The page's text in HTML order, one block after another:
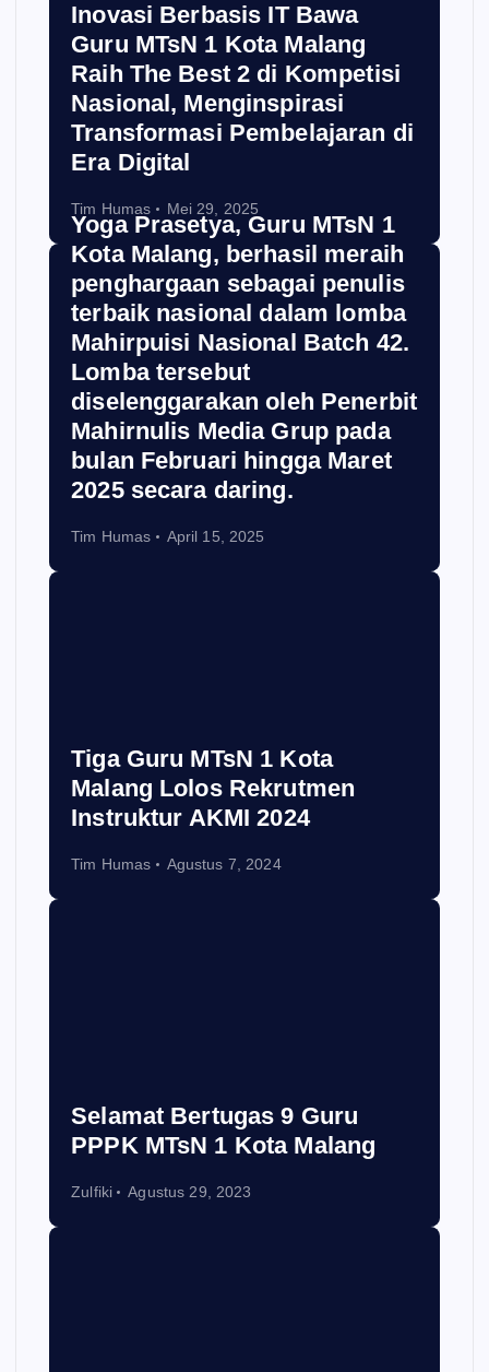
Inovasi Berbasis IT Bawa
Guru MTsN 1 Kota Malang
Raih The Best 2 di Kompetisi
Nasional, Menginspirasi
Transformasi Pembelajaran di
Era Digital
Tim Humas Mei 29, 2025
Yoga Prasetya, Guru MTsN 1
Kota Malang, berhasil meraih
penghargaan sebagai penulis
terbaik nasional dalam lomba
Mahirpuisi Nasional Batch 42.
Lomba tersebut
diselenggarakan oleh Penerbit
Mahirnulis Media Grup pada
bulan Februari hingga Maret
2025 secara daring.
Tim Humas April 15, 2025
Tiga Guru MTsN 1 Kota
Malang Lolos Rekrutmen
Instruktur AKMI 2024
Tim Humas Agustus 7, 2024
Selamat Bertugas 9 Guru
PPPK MTsN 1 Kota Malang
Zulfiki Agustus 29, 2023